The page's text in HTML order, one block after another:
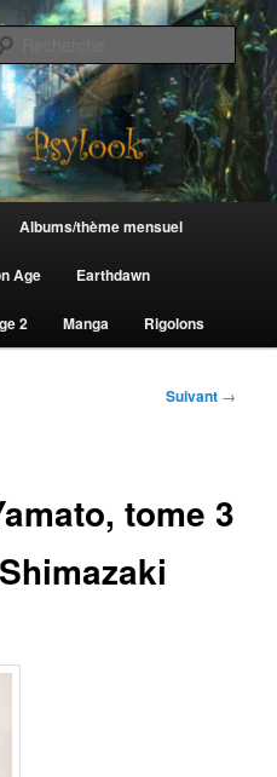
Albums/thème mensuel
Age Earthdawn
2 Manga Rigolons
Suivant →
tome 3